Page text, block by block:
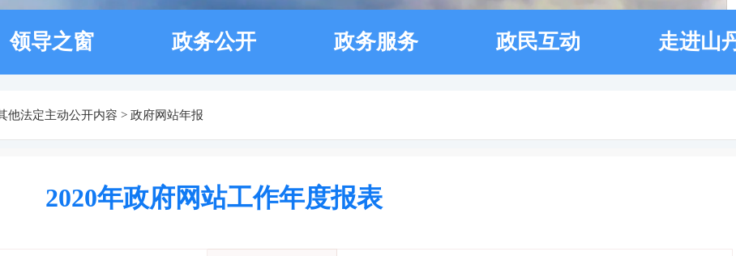
领导之窗 政务公开 政务服务 政民互动 走进山
他法定主动公开内容 > 政府网站年报
2020年政府网站工作年度报表